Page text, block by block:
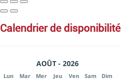
calendrier de disponibilité
AOÛT - 2026
Lun Mar Mer Jeu Ven Sam Dim